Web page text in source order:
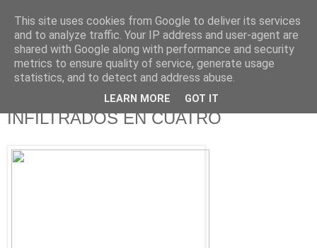
625 RANAS
LA TELEVISIÓN DESDE EL PUNTO DE VISTA BATRACIO
INFILTRADOS EN CUATRO
This site uses cookies from Google to deliver its services
and to analyze traffic. Your IP address and user-agent are
shared with Google along with performance and security
metrics to ensure quality of service, generate usage
statistics, and to detect and address abuse.
LEARN MORE GOT IT